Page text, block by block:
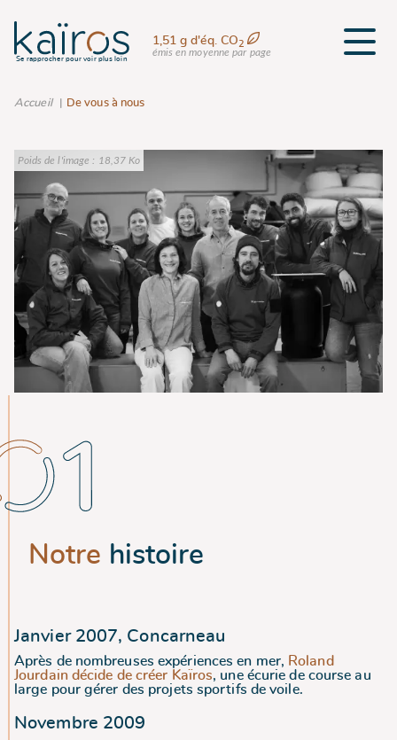
Se rapprocher pour voir plus loin
1,51 g d'éq. CO2
émis en moyenne par page
Accueil De vous à nous
Poids de l'image : 18,37 Ko
Notre histoire
Janvier 2007, Concarneau
Après de nombreuses expériences en mer, Roland
Jourdain décide de créer Kaïros, une écurie de course au
large pour gérer des projets sportifs de voile.
Novembre 2009